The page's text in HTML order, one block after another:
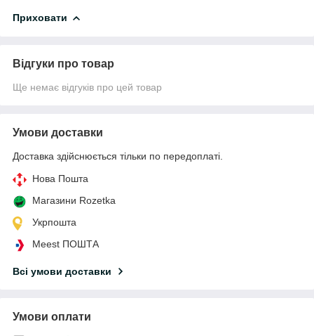
Приховати
Відгуки про товар
Ще немає відгуків про цей товар
Умови доставки
Доставка здійснюється тільки по передоплаті.
Нова Пошта
Магазини Rozetka
Укрпошта
Meest ПОШТА
Всі умови доставки
Умови оплати